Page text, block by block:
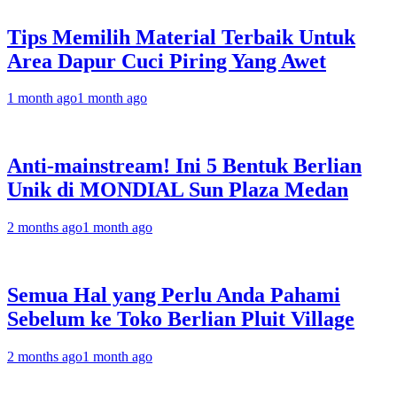
Tips Memilih Material Terbaik Untuk
Area Dapur Cuci Piring Yang Awet
1 month ago1 month ago
Anti-mainstream! Ini 5 Bentuk Berlian
Unik di MONDIAL Sun Plaza Medan
2 months ago1 month ago
Semua Hal yang Perlu Anda Pahami
Sebelum ke Toko Berlian Pluit Village
2 months ago1 month ago